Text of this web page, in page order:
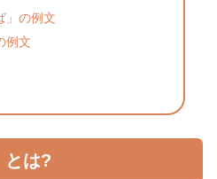
」の例文
例文
とは?